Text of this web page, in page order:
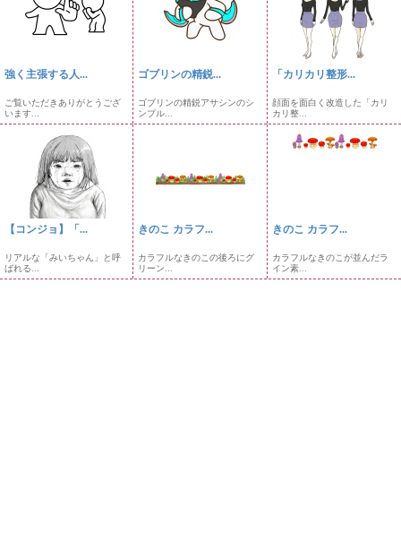
強く主張する人...
ご覧いただきありがとうござ
います...
ゴブリンの精鋭...
ゴブリンの精鋭アサシンのシ
ンプル...
「カリカリ整形...
顔面を面白く改造した「カリ
カリ整...
【コンジョ】「...
リアルな「みいちゃん」と呼
ばれる...
きのこ カラフ...
カラフルなきのこの後ろにグ
リーン...
きのこ カラフ...
カラフルなきのこが並んだラ
イン素...